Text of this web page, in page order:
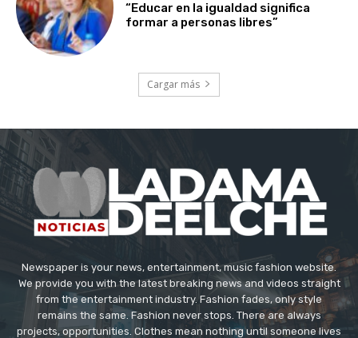
“Educar en la igualdad significa
formar a personas libres”
Cargar más
Newspaper is your news, entertainment, music fashion website.
We provide you with the latest breaking news and videos straight
from the entertainment industry. Fashion fades, only style
remains the same. Fashion never stops. There are always
projects, opportunities. Clothes mean nothing until someone lives